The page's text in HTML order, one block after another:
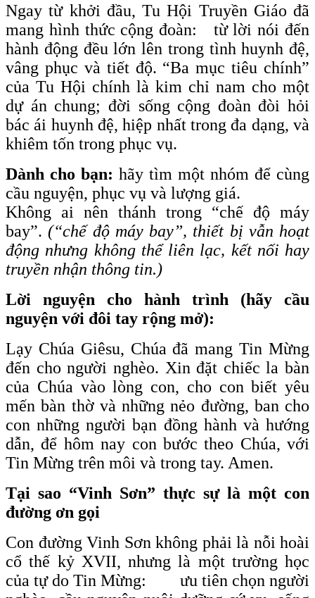
Ngay từ khởi đầu, Tu Hội Truyền Giáo đã
mang hình thức cộng đoàn: từ lời nói đến
hành động đều lớn lên trong tình huynh đệ,
vâng phục và tiết độ. “Ba mục tiêu chính”
của Tu Hội chính là kim chỉ nam cho một
dự án chung; đời sống cộng đoàn đòi hỏi
bác ái huynh đệ, hiệp nhất trong đa dạng, và
khiêm tốn trong phục vụ.
Dành cho bạn: hãy tìm một nhóm để cùng
cầu nguyện, phục vụ và lượng giá.
Không ai nên thánh trong “chế độ máy
bay”.(“chế độ máy bay”, thiết bị vẫn hoạt
động nhưng không thể liên lạc, kết nối hay
truyền nhận thông tin.)
Lời nguyện cho hành trình (hãy cầu
nguyện với đôi tay rộng mở):
Lạy Chúa Giêsu, Chúa đã mang Tin Mừng
đến cho người nghèo. Xin đặt chiếc la bàn
của Chúa vào lòng con, cho con biết yêu
mến bàn thờ và những nẻo đường, ban cho
con những người bạn đồng hành và hướng
dẫn, để hôm nay con bước theo Chúa, với
Tin Mừng trên môi và trong tay. Amen.
Tại sao “Vinh Sơn” thực sự là một con
đường ơn gọi
Con đường Vinh Sơn không phải là nỗi hoài
cổ thế kỷ XVII, nhưng là một trường học
của tự do Tin Mừng: ưu tiên chọn người